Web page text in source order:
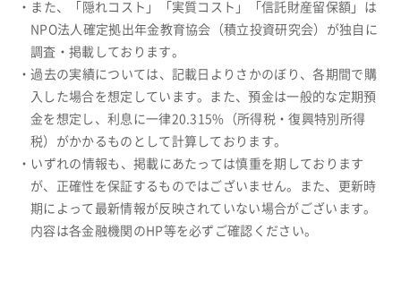
・また、「隠れコスト」「実質コスト」「信託財産留保額」は
NPO法人確定拠出年金教育協会（積立投資研究会）が独自に
調査・掲載しております。
・過去の実績については、記載日よりさかのぼり、各期間で購
入した場合を想定しています。また、預金は一般的な定期預
金を想定し、利息に一律20.315%（所得税・復興特別所得
税）がかかるものとして計算しております。
・いずれの情報も、掲載にあたっては慎重を期しております
が、正確性を保証するものではございません。また、更新時
期によって最新情報が反映されていない場合がございます。
内容は各金融機関のHP等を必ずご確認ください。